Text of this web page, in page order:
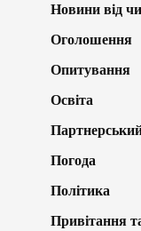
Новини від
Оголошення
Опитування
Освіта
Погода
Політика
Привітання